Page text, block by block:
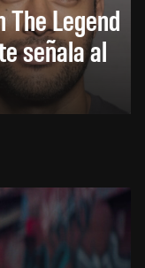
The Legend
señala al